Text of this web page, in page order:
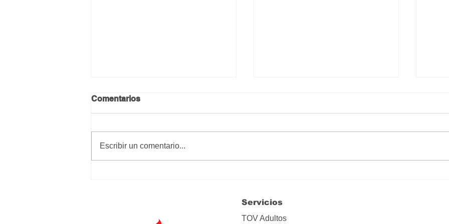
Comentarios
Escribir un comentario...
Servicios
TOV Adultos